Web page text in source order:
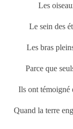
Les
Le sein des
Les bras
Parce que
Ils ont témoigné
Quand la terre